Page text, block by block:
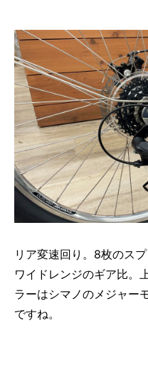
リア変速回り。8枚のス
ワイドレンジのギア比。
ラーはシマノのメジャー
ですね。